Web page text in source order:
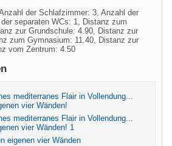
der Schlafzimmer: 3, Anzahl der
separaten WCs: 1, Distanz zum
zur Grundschule: 4.90, Distanz zur
zum Gymnasium: 11.40, Distanz zur
vom Zentrum: 4.50
mediterranes Flair in Vollendung...
vier Wänden!
mediterranes Flair in Vollendung...
vier Wänden! 1
eigenen vier Wänden